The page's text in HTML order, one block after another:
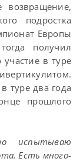
возвращение,
подростка
Европы
получил
в туре
туре два года
прошлого
испытываю
Есть много-